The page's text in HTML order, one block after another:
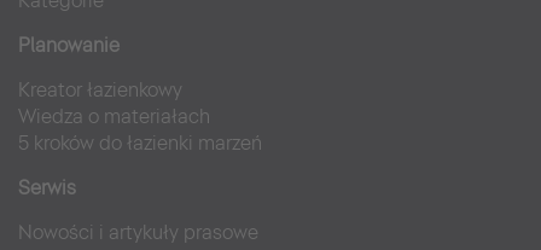
Planowanie
Kreator łazienkowy
Wiedza o materiałach
5 kroków do łazienki marzeń
Serwis
Nowości i artykuły prasowe